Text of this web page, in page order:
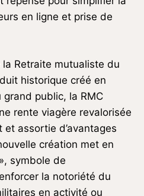
en ligne et prise de
Retraite mutualiste du
historique créé en
public, la RMC
rente viagère revalorisée
et assortie d’avantages
création met en
symbole de
la notoriété du
en activité ou